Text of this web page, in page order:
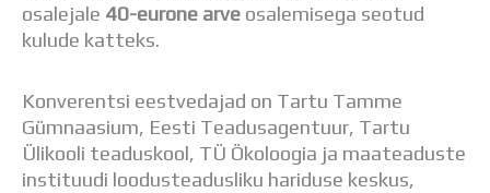
osalejale 40-eurone arve osalemisega seotud
kulude katteks.
Konverentsi eestvedajad on Tartu Tamme
Gümnaasium, Eesti Teadusagentuur, Tartu
Ülikooli teaduskool, TÜ Ökoloogia ja maateaduste
instituudi loodusteadusliku hariduse keskus,